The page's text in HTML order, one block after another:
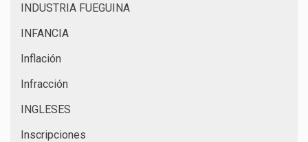
INDUSTRIA FUEGUINA
INFANCIA
Inflación
Infracción
INGLESES
Inscripciones